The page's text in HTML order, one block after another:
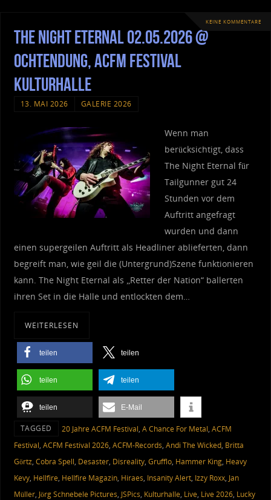
KEINE KOMMENTARE
The Night Eternal 02.05.2026 @
Ochtendung, ACFM Festival
Kulturhalle
13. MAI 2026 GALERIE 2026
Wenn man
berücksichtigt, dass
The Night Eternal für
Tailgunner gut 24
Stunden vor dem
Auftritt angefragt
wurden und dann
einen supergeilen Auftritt als Headliner ablieferten, dann
begreift man, wie geil die (Untergrund)Szene funktionieren
kann. The Night Eternal als „Retter der Nation“ ballerten
ihren Set in die Halle und entlockten dem…
WEITERLESEN
teilen teilen
teilen teilen
teilen E-Mail
TAGGED 20 Jahre ACFM Festival, A Chance For Metal, ACFM
Festival, ACFM Festival 2026, ACFM-Records, Andi The Wicked, Britta
Görtz, Cobra Spell, Desaster, Disreality, Grufflo, Hammer King, Heavy
Kevy, Hellfire, Hellfire Magazin, Hiraes, Insanity Alert, Izzy Roxx, Jan
Müller, Jörg Schnebele Pictures, JSPics, Kulturhalle, Live, Live 2026, Lucky